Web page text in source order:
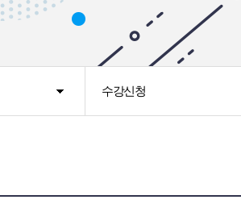
수강신청